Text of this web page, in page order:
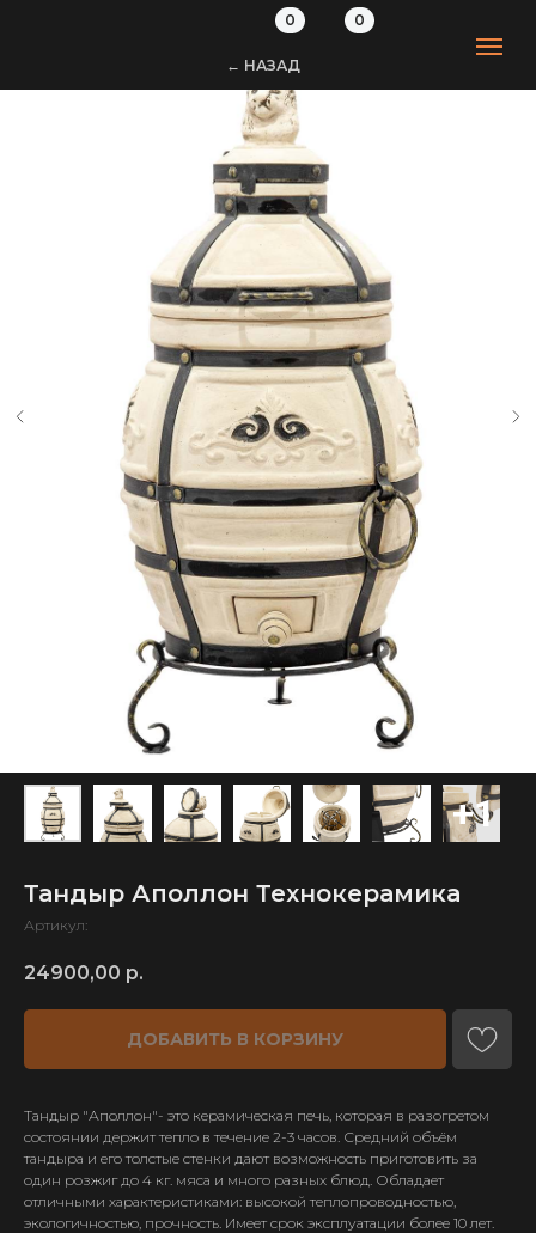
← НАЗАД
0 0
Тандыр Аполлон Технокерамика
Артикул:
24900,00 р.
ДОБАВИТЬ В КОРЗИНУ
Тандыр "Аполлон"- это керамическая печь, которая в разогретом
состоянии держит тепло в течение 2-3 часов. Средний объём
тандыра и его толстые стенки дают возможность приготовить за
один розжиг до 4 кг. мяса и много разных блюд. Обладает
отличными характеристиками: высокой теплопроводностью,
экологичностью, прочность. Имеет срок эксплуатации более 10 лет.